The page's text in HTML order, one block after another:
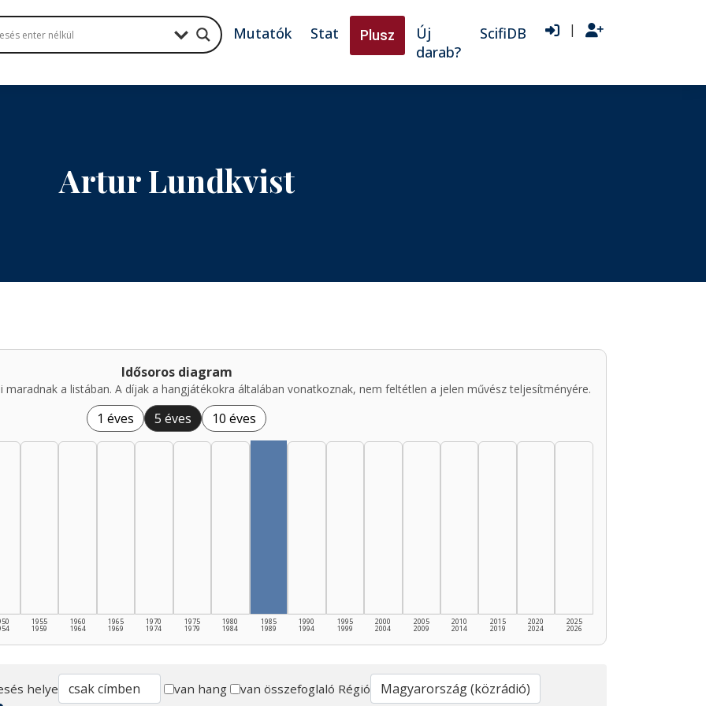
Mutatók Stat Plusz
Új
darab?
ScifiDB |
Artur Lundkvist
Idősoros diagram
a listában. A díjak a hangjátékokra általában vonatkoznak, nem feltétlen a jelen művész teljesítményére.
1 éves 5 éves 10 éves
1955
1959
1960
1964
1965
1969
1970
1974
1975
1979
1980
1984
1985
1989
1990
1994
1995
1999
2000
2004
2005
2009
2010
2014
2015
2019
2020
2024
2025
2026
helye van hang van összefoglaló Régió